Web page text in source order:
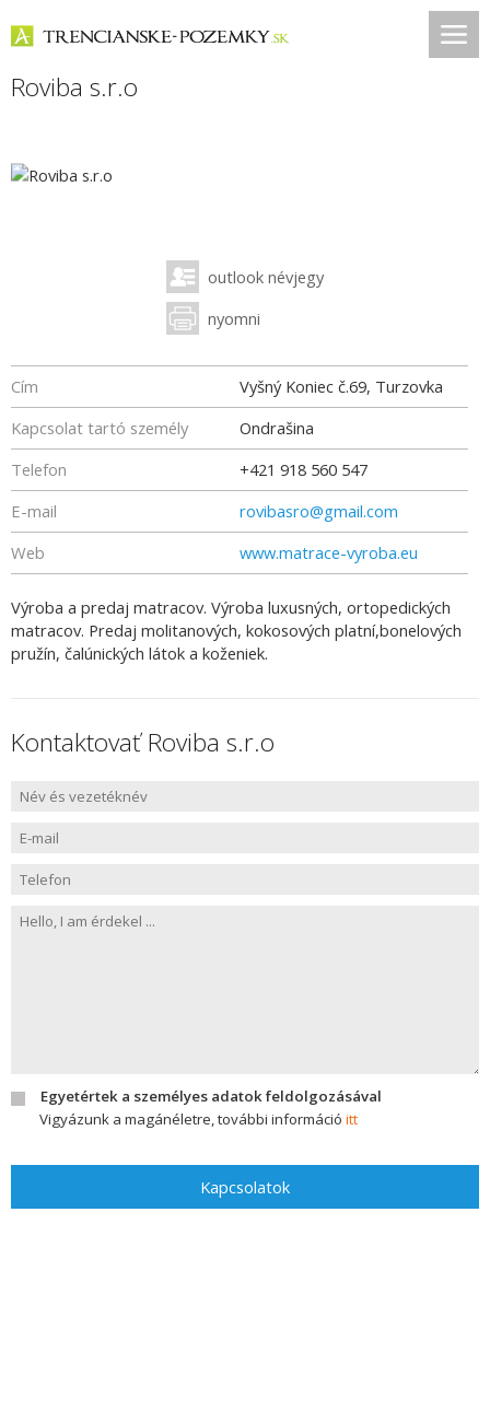
Roviba s.r.o
outlook névjegy
nyomni
Cím
Vyšný Koniec č.69, Turzovka
Kapcsolat tartó személy
Ondrašina
Telefon
+421 918 560 547
E-mail
rovibasro@gmail.com
Web
www.matrace-vyroba.eu
Výroba a predaj matracov. Výroba luxusných, ortopedických
matracov. Predaj molitanových, kokosových platní,bonelových
pružín, čalúnických látok a koženiek.
Kontaktovať Roviba s.r.o
Egyetértek a személyes adatok feldolgozásával
Vigyázunk a magánéletre, további információ itt
Kapcsolatok